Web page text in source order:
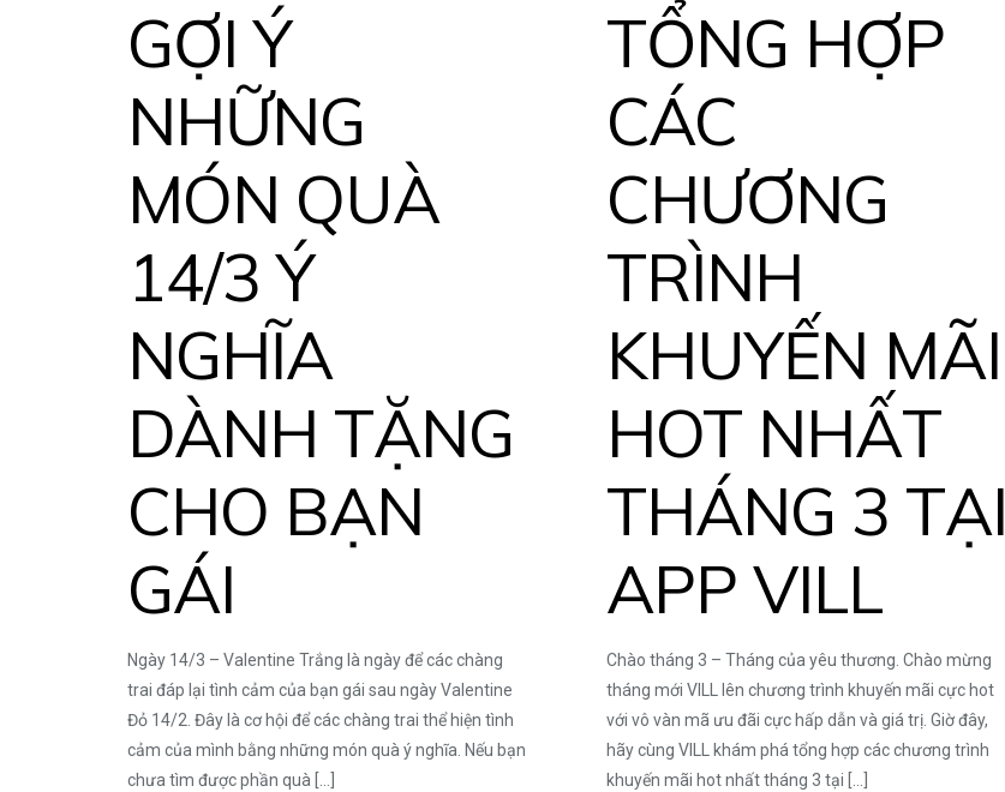
GỢI Ý
NHỮNG
MÓN QUÀ
14/3 Ý
NGHĨA
DÀNH TẶNG
CHO BẠN
GÁI
Ngày 14/3 – Valentine Trắng là ngày để các chàng
trai đáp lại tình cảm của bạn gái sau ngày Valentine
Đỏ 14/2. Đây là cơ hội để các chàng trai thể hiện tình
cảm của mình bằng những món quà ý nghĩa. Nếu bạn
chưa tìm được phần quà[…]
TỔNG HỢP
CÁC
CHƯƠNG
TRÌNH
KHUYẾN MÃI
HOT NHẤT
THÁNG 3 TẠI
APP VILL
Chào tháng 3 – Tháng của yêu thương. Chào mừng
tháng mới VILL lên chương trình khuyến mãi cực hot
với vô vàn mã ưu đãi cực hấp dẫn và giá trị. Giờ đây,
hãy cùng VILL khám phá tổng hợp các chương trình
khuyến mãi hot nhất tháng 3 tại […]